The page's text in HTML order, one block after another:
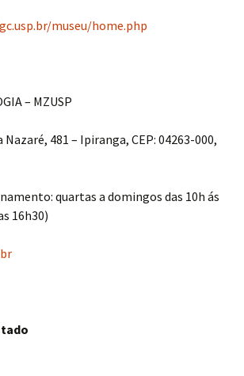
museu/home.php
– MZUSP
Nazaré, 481 – Ipiranga, CEP: 04263-000,
quartas a domingos das 10h ás
16h30)